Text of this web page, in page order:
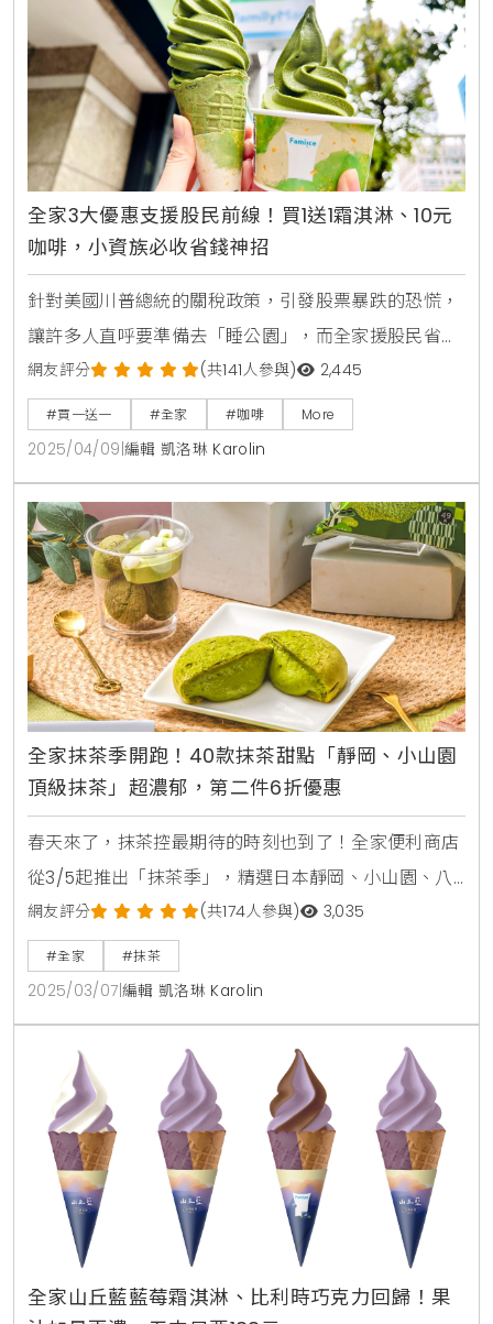
夠此次快閃活動最吸
全家3大優惠支援股民前線！買1送1霜淇淋、10元
咖啡，小資族必收省錢神招
針對美國川普總統的關稅政策，引發股票暴跌的恐慌，
讓許多人直呼要準備去「睡公園」，而全家援股民省錢
護荷包，即日起推出涵蓋鮮食、飲品及日用品的三大省
錢方案，要讓消費者在日常開銷上能更精打細算。從早
餐超值組合、週末限定優惠到會員點數加購，每個環節
都幫民眾把關荷包，讓省錢變得輕鬆又實際。鮮食優惠
全面啟動 三餐都能省全家幫你省！即日起推出超狂「銅
板早餐」組合，飯糰+豆漿、三明治+咖啡通通49元
起，比你自己在
網友評分 (共141人參與) 2,445
#買一送一 #全家 #咖啡 More
2025/04/09 編輯 凱洛琳 Karolin
全家抹茶季開跑！40款抹茶甜點「靜岡、小山園
頂級抹茶」超濃郁，第二件6折優惠
春天來了，抹茶控最期待的時刻也到了！全家便利商店
從3/5起推出「抹茶季」，精選日本靜岡、小山園、八
女等頂級抹茶粉，打造10款特色新品，讓你的春遊採買
充滿儀式感。從聯名甜點到熱銷麵包，每一款都融入濃
郁茶香與豐富層次，像是與人氣品牌「午冬5.TUNG」
合作的「抹茶酥頂點心杯」，以及回歸的「玄米抹茶麻
吉麵包」，絕對能滿足你的味蕾！即日起至3/18，購買
指定商品還享第二件6折優惠，抹茶控千萬別錯過！全
家甜
網友評分 (共174人參與) 3,035
#全家 #抹茶
2025/03/07 編輯 凱洛琳 Karolin
全家山丘藍藍莓霜淇淋、比利時巧克力回歸！果